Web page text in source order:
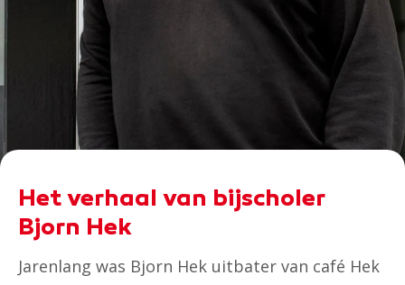
Het verhaal van bijscholer
Bjorn Hek
Jarenlang was Bjorn Hek uitbater van café Hek